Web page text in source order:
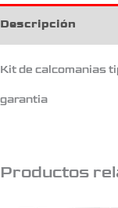
Descripción
Kit de calcomanias
garantia
Productos